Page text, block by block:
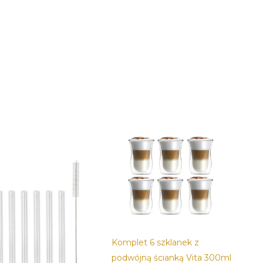
Komplet 6 szklanek z
podwójną ścianką Vita 300ml